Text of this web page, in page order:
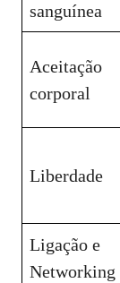
sanguínea
Aceitação
corporal
Liberdade
Ligação e
Networking